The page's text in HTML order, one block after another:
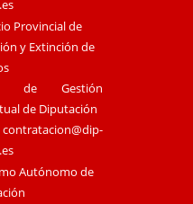
Provincial de
y Extinción de
de Gestión
de Diputación
contratacion@dip-
Autónomo de